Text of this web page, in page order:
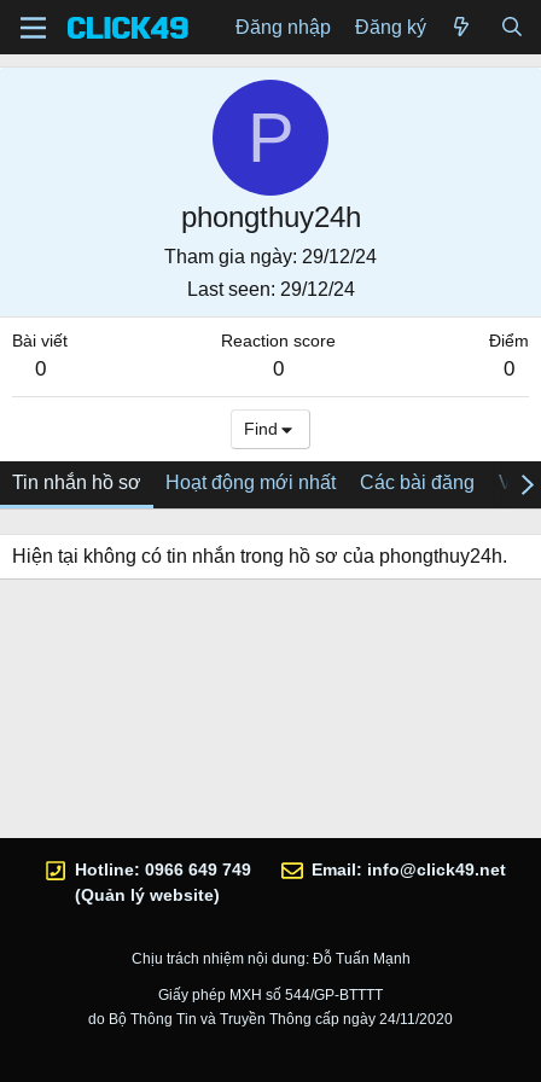
Đăng nhập Đăng ký
P
phongthuy24h
Tham gia ngày 29/12/24
Last seen 29/12/24
Bài viết
0
Reaction score
0
Điểm
0
Find
Tin nhắn hồ sơ Hoạt động mới nhất Các bài đăng Về
Hiện tại không có tin nhắn trong hồ sơ của phongthuy24h.
Hotline: 0966 649 749
(Quản lý website)
Email: info@click49.net
Chịu trách nhiệm nội dung: Đỗ Tuấn Mạnh
Giấy phép MXH số 544/GP-BTTTT
do Bộ Thông Tin và Truyền Thông cấp ngày 24/11/2020